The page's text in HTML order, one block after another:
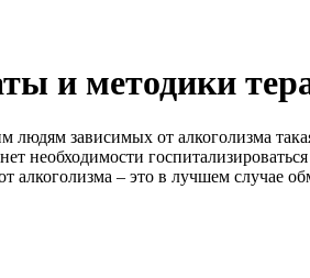
и методики
людям зависимых от алкоголизма
необходимости
– это в лучшем случае